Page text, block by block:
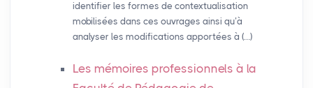
identifier les formes de contextualisation
mobilisées dans ces ouvrages ainsi qu’à
analyser les modifications apportées à (…)
Les mémoires professionnels à la